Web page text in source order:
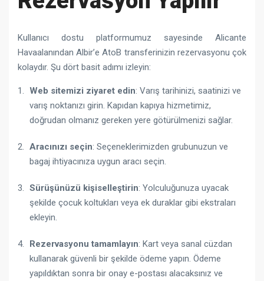
Kullanıcı dostu platformumuz sayesinde Alicante
Havaalanından Albir’e AtoB transferinizin rezervasyonu çok
kolaydır. Şu dört basit adımı izleyin:
Web sitemizi ziyaret edin: Varış tarihinizi, saatinizi ve
varış noktanızı girin. Kapıdan kapıya hizmetimiz,
doğrudan olmanız gereken yere götürülmenizi sağlar.
Aracınızı seçin: Seçeneklerimizden grubunuzun ve
bagaj ihtiyacınıza uygun aracı seçin.
Sürüşünüzü kişiselleştirin: Yolculuğunuza uyacak
şekilde çocuk koltukları veya ek duraklar gibi ekstraları
ekleyin.
Rezervasyonu tamamlayın: Kart veya sanal cüzdan
kullanarak güvenli bir şekilde ödeme yapın. Ödeme
yapıldıktan sonra bir onay e-postası alacaksınız ve